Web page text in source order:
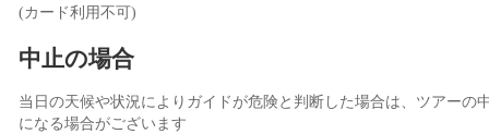
(カード利用不可)
中止の場合
当日の天候や状況によりガイドが危険と判断した場合は、ツアーの
になる場合がございます